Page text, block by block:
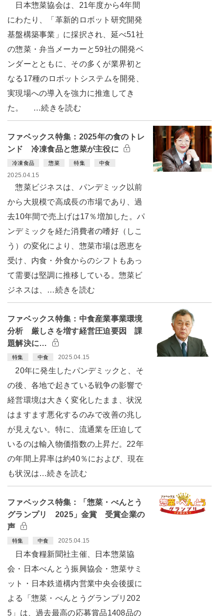
日本惣菜協会は、21年度から4年間
にわたり、「革新的ロボット研究開発
基盤構築事業」に採択され、延べ51社
の惣菜・弁当メーカーと59社の開発ベ
ンダーとともに、その多くが業界初と
なる17種のロボットシステムを開発、
実現場への導入を強力に推進してき
た。 …続きを読む
ファベックス特集：2025年の食のトレ
ンド 冷凍食品と惣菜が主役に
冷凍食品 惣菜 特集 中食
2025.04.15
惣菜ビジネスは、パンデミック以前
から大規模で高成長の市場であり、過
去10年間で売上げは17％増加した。パ
ンデミックを経た消費者の嗜好（しこ
う）の変化により、惣菜市場は恩恵を
受け、内食・外食からのシフトもあっ
て需要は堅調に推移している。惣菜ビ
ジネスは、…続きを読む
ファベックス特集：中食産業事業環境
分析 厳しさを増す経営圧迫要因 課
題解決に…
特集 中食 2025.04.15
20年に発生したパンデミックと、そ
の後、各地で起きている戦争の影響で
経営環境は大きく変化したまま、状況
はますます悪化するのみで改善の兆し
が見えない。特に、流通業を圧迫して
いるのは輸入物価指数の上昇だ。22年
の年間上昇率は約40％におよび、現在
も状況は…続きを読む
ファベックス特集：「惣菜・べんとう
グランプリ 2025」金賞 受賞企業の
声
特集 中食 2025.04.15
日本食糧新聞社主催、日本惣菜協
会・日本べんとう振興協会・惣菜サミ
ット・日本鉄道構内営業中央会後援に
よる「惣菜・べんとうグランプリ202
5」は、過去最高の応募賞品1408品の